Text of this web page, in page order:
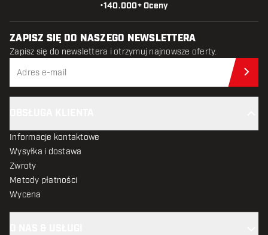
•140.000+ Oceny
ZAPISZ SIĘ DO NASZEGO NEWSLETTERA
Zapisz się do newslettera i otrzymuj najnowsze oferty.
Informacje kontaktowe
Wysyłka i dostawa
Zwroty
Metody płatności
Wycena